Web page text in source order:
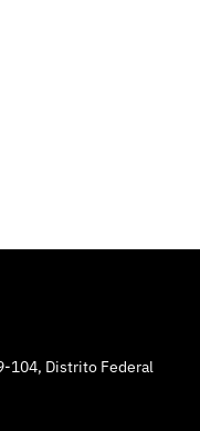
104, Distrito Federal